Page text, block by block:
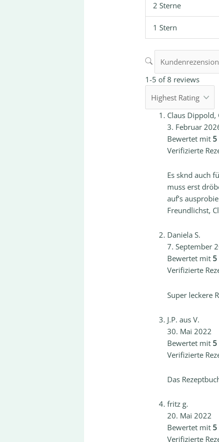
2 Sterne
1 Stern
1-5 of 8 reviews
Claus Dippold,
3. Februar
Bewertet mit 5
Verifizierte
Es sknd auch
muss erst
auf’s
Freundlichst,
Daniela S.
7. September
Bewertet mit 5
Verifizierte
Super leckere
J.P. aus V.
30. Mai 2022
Bewertet mit 5
Verifizierte
Das
fritz g.
20. Mai 2022
Bewertet mit 5
Verifizierte